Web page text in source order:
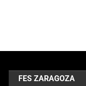
FES ZARAGOZA